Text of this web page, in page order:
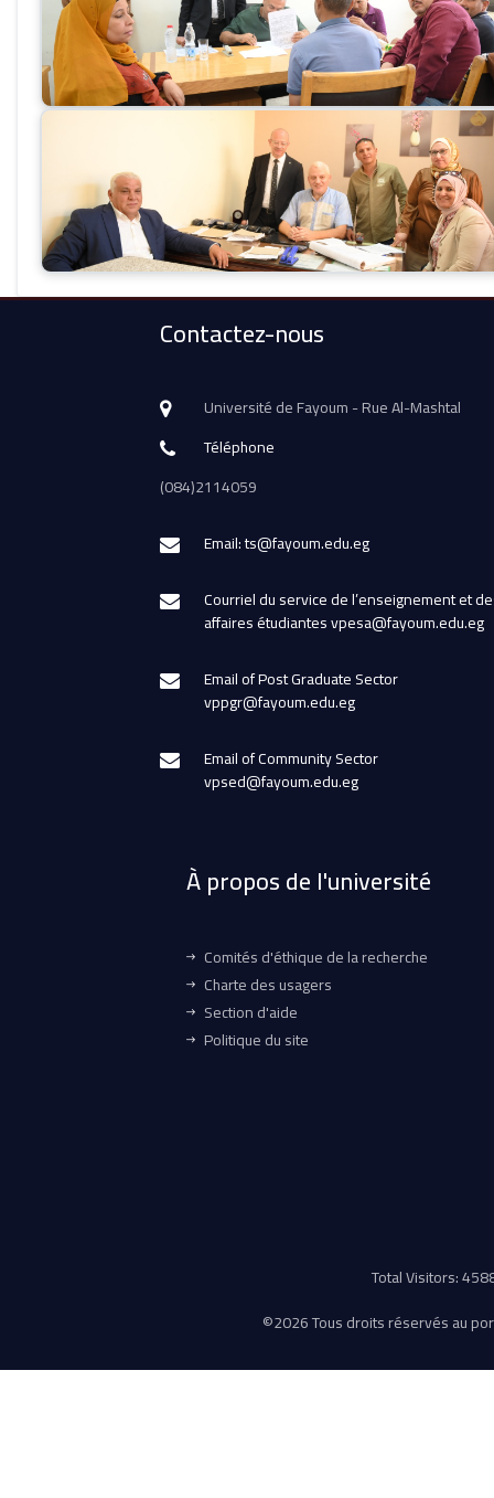
Contactez-nous
Université de Fayoum - Rue Al-Mashtal
Téléphone
(084)2114059
Email: ts@fayoum.edu.eg
Courriel du service de l’enseignement et
affaires étudiantes vpesa@fayoum.edu.eg
Email of Post Graduate Sector
vppgr@fayoum.edu.eg
Email of Community Sector
vpsed@fayoum.edu.eg
À propos de l'université
Comités d'éthique de la recherche
Charte des usagers
Section d'aide
Politique du site
Total Visitors:
©2026 Tous droits réservés au